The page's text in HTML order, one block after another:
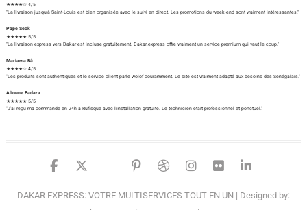
★★★★☆ 4/5
"La livraison jusqu'à Saint-Louis est bien organisée avec le suivi en direct. Les promotions du week-end sont vraiment intéressantes."
Pape Seck
★★★★★ 5/5
"La livraison express vers Dakar est incluse gratuitement. Dakar.express offre vraiment un service premium qui vaut le coup."
Mariama Bâ
★★★★☆ 4/5
"Les produits sont authentiques et le service client parle wolof couramment. Le site est vraiment adapté aux besoins des Sénégalais."
Alioune Badara
★★★★★ 5/5
"J'ai reçu ma commande en 24h à Rufisque avec l'installation gratuite. Le technicien était professionnel et ponctuel."
facebook
twitter
google
pinterest
dribbble
instagram
flickr
DAKAR EXPRESS: VOTRE MULTISERVICES TOUT EN UN | Designed by: